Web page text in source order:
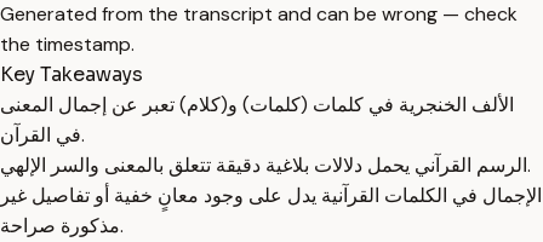
Generated from the transcript and can be wrong — check
the timestamp.
Key Takeaways
الألف الخنجرية في كلمات (كلمات) و(كلام) تعبر عن إجمال المعنى
في القرآن.
الرسم القرآني يحمل دلالات بلاغية دقيقة تتعلق بالمعنى والسر الإلهي.
الإجمال في الكلمات القرآنية يدل على وجود معانٍ خفية أو تفاصيل غير
مذكورة صراحة.